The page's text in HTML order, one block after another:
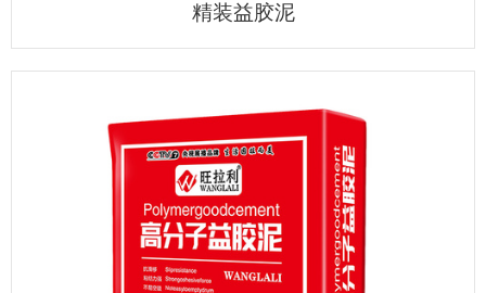
精装益胶泥